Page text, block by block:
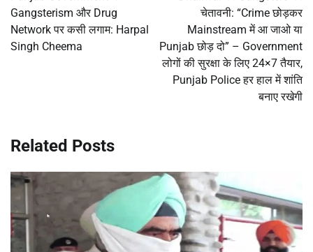
Gangsterism और Drug
Network पर कसी लगाम: Harpal
Singh Cheema
चेतावनी: “Crime छोड़कर
Mainstream में आ जाओ या
Punjab छोड़ दो” – Government
लोगों की सुरक्षा के लिए 24×7 तैयार,
Punjab Police हर हाल में शांति
बनाए रखेगी
Related Posts